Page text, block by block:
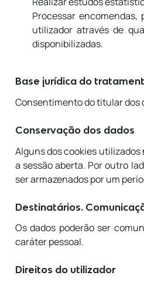
Processar
utilizador através de
disponibilizadas.
Base jurídica do
Consentimento do titular dos
Conservação dos dados
Alguns dos cookies
a sessão aberta. Por outro
ser armazenados por um
Destinatários.
Os dados poderão ser
caráter pessoal.
Direitos do utilizador